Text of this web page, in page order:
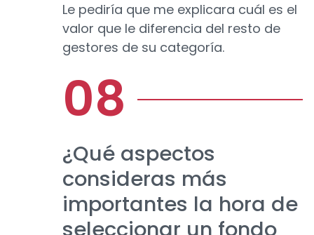
Le pediría que me explicara cuál es el
valor que le diferencia del resto de
gestores de su categoría.
¿Qué aspectos
consideras más
importantes la hora de